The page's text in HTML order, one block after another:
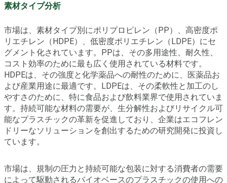
素材タイプ分析
市場は、素材タイプ別にポリプロピレン（PP）、高密度ポ
リエチレン（HDPE）、低密度ポリエチレン（LDPE）にセ
グメント化されています。PPは、その多用途性、耐久性、
コスト効率のために最も広く使用されている材料です。
HDPEは、その強度と化学薬品への耐性のために、医薬品お
よび産業用途に最適です。LDPEは、その柔軟性と加工のし
やすさのために、特に食品および飲料業界で使用されていま
す。持続可能な材料の需要が、生分解性およびリサイクル可
能なプラスチックの革新を促進しており、企業はエコフレン
ドリーなソリューションを創出するための研究開発に投資し
ています。
市場は、規制の圧力と持続可能な包装に対する消費者の需要
によって駆動されるバイオベースのプラスチックの使用への